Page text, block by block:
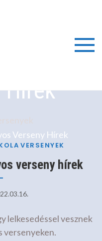
Villányi
Iskola
Hírek
Verseny Hírek
VERSENYEK
verseny hírek
lelkesedéssel vesznek
versenyeken.